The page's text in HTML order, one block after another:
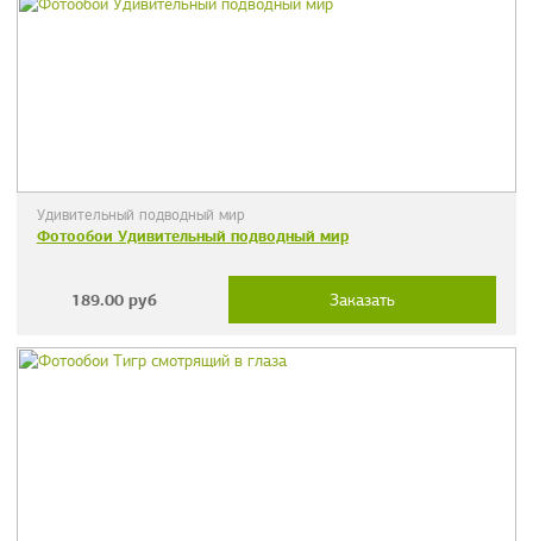
Удивительный подводный мир
Фотообои Удивительный подводный мир
189.00 руб Заказать